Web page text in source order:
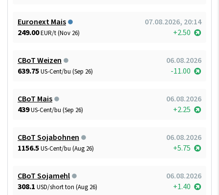
Euronext Mais
07.08.2026, 20:14
249.00EUR/t (Nov 26) +2.50
CBoT Weizen
06.08.2026
639.75US-Cent/bu (Sep 26) -11.00
CBoT Mais
06.08.2026
439US-Cent/bu (Sep 26) +2.25
CBoT Sojabohnen
06.08.2026
1156.5US-Cent/bu (Aug 26) +5.75
CBoT Sojamehl
06.08.2026
308.1 USD/short ton (Aug 26) +1.40